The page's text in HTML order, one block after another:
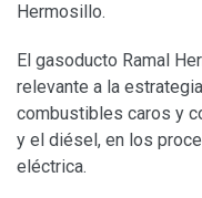
Hermosillo.
El gasoducto Ramal
relevante a la
combustibles caros y
y el diésel, en los
eléctrica.